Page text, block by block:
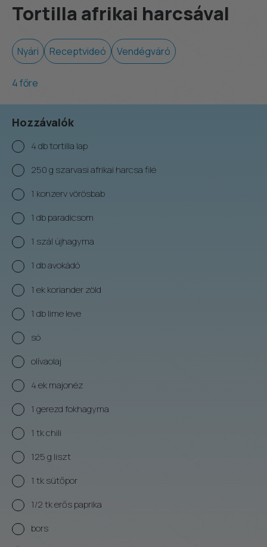
Tortilla afrikai harcsával
Nyári Receptvideó Vendégváró
4 főre
Hozzávalók
4 db tortilla lap
250 g szarvasi afrikai harcsa filé
1 konzerv vörösbab
1 db paradicsom
1 szál újhagyma
1 db avokádó
1 ek koriander zöld
1 db lime leve
só
olívaolaj
4 ek majonéz
1 gerezd fokhagyma
1 tk chili
125 g liszt
1 tk sütőpor
1/2 tk erős paprika
bors